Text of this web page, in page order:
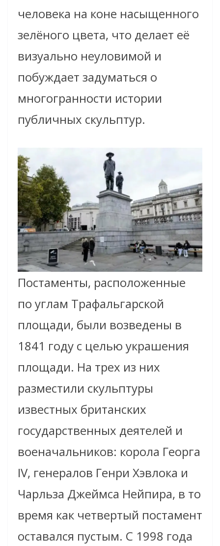
человека на коне насыщенного
зелёного цвета, что делает её
визуально неуловимой и
побуждает задуматься о
многогранности истории
публичных скульптур.
Постаменты, расположенные
по углам Трафальгарской
площади, были возведены в
1841 году с целью украшения
площади. На трех из них
разместили скульптуры
известных британских
государственных деятелей и
военачальников: корола Георга
IV, генералов Генри Хэвлока и
Чарльза Джеймса Нейпира, в то
время как четвертый постамент
оставался пустым. С 1998 года